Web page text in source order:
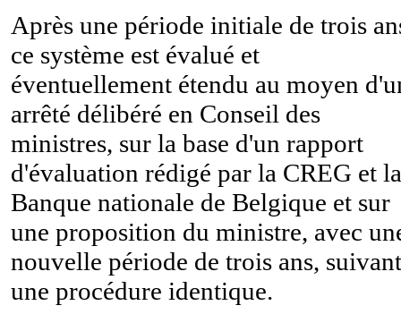
Après une période initiale de trois
ce système est évalué et
éventuellement étendu au moyen
arrêté délibéré en Conseil des
ministres, sur la base d'un rapport
d'évaluation rédigé par la CREG et la
Banque nationale de Belgique et sur
une proposition du ministre, avec
nouvelle période de trois ans, suivant
une procédure identique.